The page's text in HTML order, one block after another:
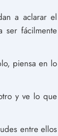
a aclarar el
ser fácilmente
piensa en lo
y ve lo que
entre ellos